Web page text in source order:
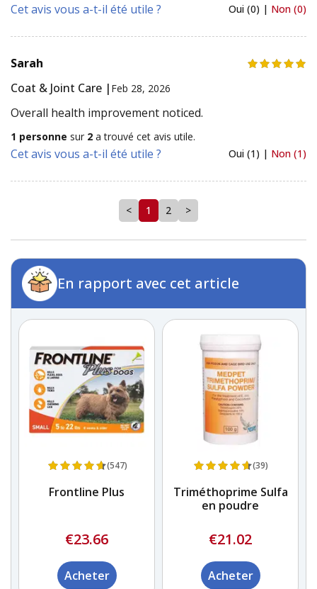
Cet avis vous a-t-il été utile ?
Oui (0) | Non (0)
Sarah
Coat & Joint Care | Feb 28, 2026
Overall health improvement noticed.
1 personne sur 2 a trouvé cet avis utile.
Cet avis vous a-t-il été utile ? Oui (1) | Non (1)
< 1 2 >
En rapport avec cet article
(547)
Frontline Plus
€23.66
Acheter
(39)
Triméthoprime Sulfa
en poudre
€21.02
Acheter